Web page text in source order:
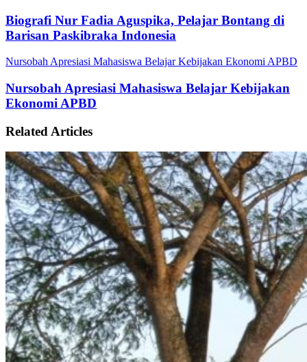
Biografi Nur Fadia Aguspika, Pelajar Bontang di
Barisan Paskibraka Indonesia
Nursobah Apresiasi Mahasiswa Belajar Kebijakan Ekonomi APBD
Nursobah Apresiasi Mahasiswa Belajar Kebijakan
Ekonomi APBD
Related Articles